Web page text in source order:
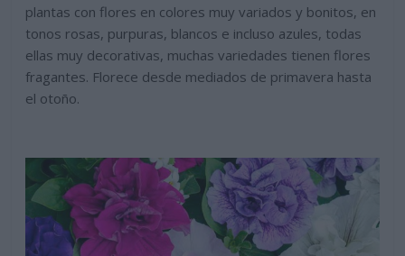
plantas con flores en colores muy variados y bonitos, en
tonos rosas, purpuras, blancos e incluso azules, todas
ellas muy decorativas, muchas variedades tienen flores
fragantes. Florece desde mediados de primavera hasta
el otoño.